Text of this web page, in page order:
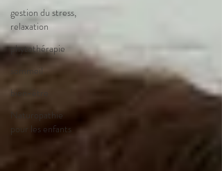
gestion du stress,
relaxation
phytothérapie
sommeil
bien-être
Naturopathie
pour les enfants